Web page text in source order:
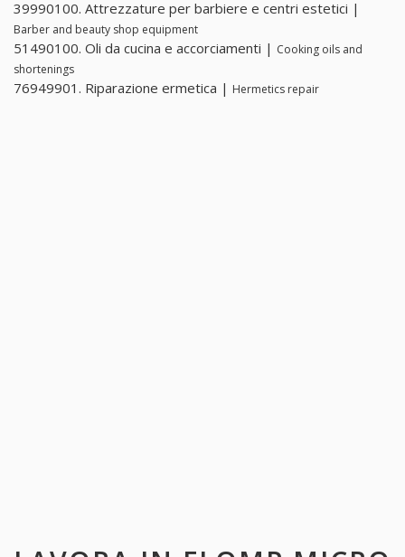
39990100. Attrezzature per barbiere e centri estetici |
Barber and beauty shop equipment
51490100. Oli da cucina e accorciamenti | Cooking oils and
shortenings
76949901. Riparazione ermetica | Hermetics repair